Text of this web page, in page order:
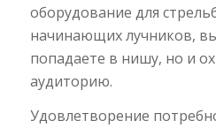
оборудование для
начинающих лучников,
попадаете в нишу, но и
аудиторию.
Удовлетворение